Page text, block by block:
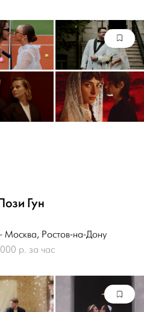
Гун
Москва, Ростов-на-Дону
р. за час